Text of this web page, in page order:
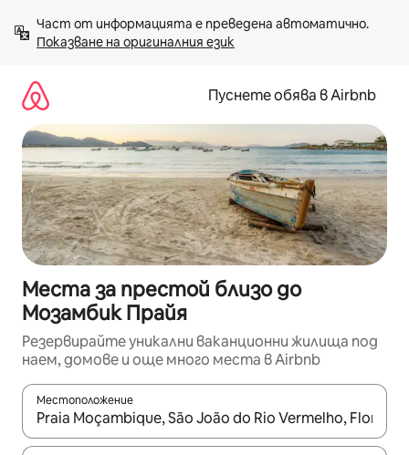
към
съдържанието
Показване на оригиналния език
Пуснете обява в Airbnb
Места за престой близо до
Мозамбик Прайя
Резервирайте уникални ваканционни жилища под
наем, домове и още много места в Airbnb
Местоположение
Когато резултатите се покажат, използвайте